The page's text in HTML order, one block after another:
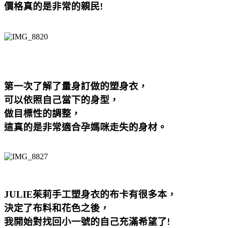
價格真的是非常的親民!
第一次了解了量身訂做的塑身衣 ，
可以依照自己當下的身型，
做目標性的調整，
這真的是非常適合孕媽咪走失的身材。
JULIE茱莉手工塑身衣的布卡有很多本 ，
決定了布料和花色之後 ，
我開始對找回小一號的自己充滿希望了!